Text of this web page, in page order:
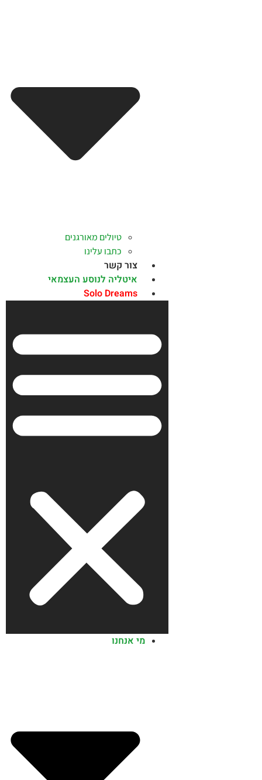
טיולים מאורגנים
כתבו עלינו
צור קשר
איטליה לנוסע העצמאי
Solo Dreams
מי אנחנו